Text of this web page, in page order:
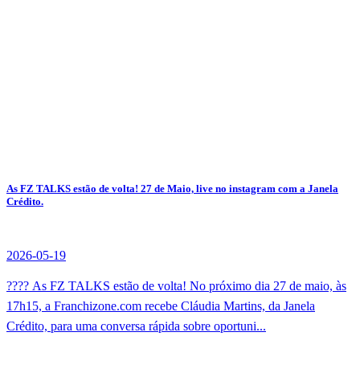
As FZ TALKS estão de volta! 27 de Maio, live no instagram com a Janela
Crédito.
2026-05-19
???? As FZ TALKS estão de volta! No próximo dia 27 de maio, às
17h15, a Franchizone.com recebe Cláudia Martins, da Janela
Crédito, para uma conversa rápida sobre oportuni...